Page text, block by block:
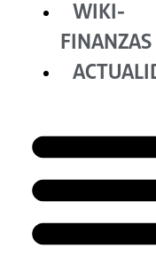
WIKI-
FINANZAS